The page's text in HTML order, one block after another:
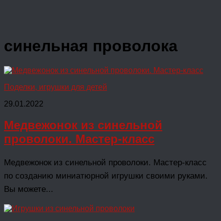
синельная проволока
Поделки, игрушки для детей
29.01.2022
Медвежонок из синельной
проволоки. Мастер-класс
Медвежонок из синельной проволоки. Мастер-класс
по созданию миниатюрной игрушки своими руками.
Вы можете...